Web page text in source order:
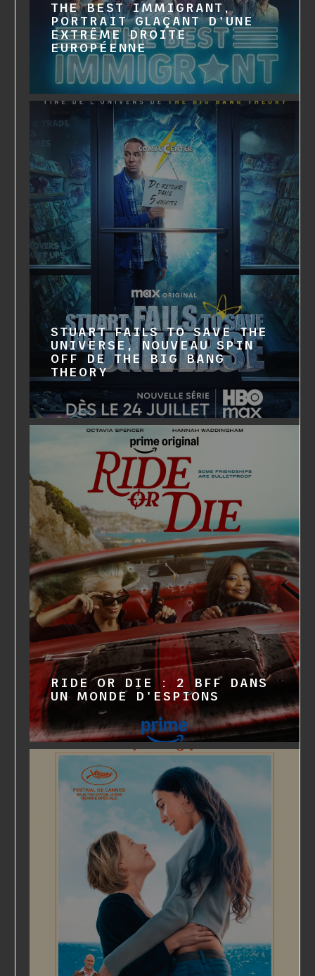
THE BEST IMMIGRANT,
PORTRAIT GLAÇANT D'UNE
EXTRÊME DROITE
EUROPÉENNE
STUART FAILS TO SAVE THE
UNIVERSE, NOUVEAU SPIN
OFF DE THE BIG BANG
THEORY
RIDE OR DIE : 2 BFF DANS
UN MONDE D'ESPIONS